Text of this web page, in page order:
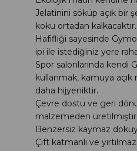
Jelatinini söküp açık bir
koku ortadan kalkacaktır.
Hafifliği sayesinde Gymo
ipi ile istediğiniz yere
Spor salonlarında kendi
kullanmak, kamuya
daha hijyeniktir.
Çevre dostu ve geri
malzemeden üretilmiştir
Benzersiz kaymaz
Çift katmanlı ve